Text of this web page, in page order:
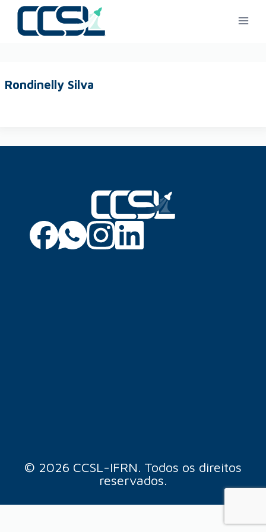
Rondinelly Silva
© 2026 CCSL-IFRN. Todos os direitos
reservados.